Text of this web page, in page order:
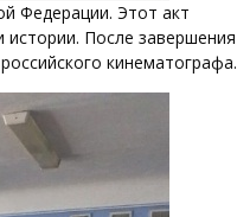
Федерации. Этот акт
После завершения
кинематографа.